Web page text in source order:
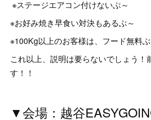
※ステージエアコン付けないぶ～
※お好み焼き早食い対決もあるぶ～
※100Kg以上のお客様は、フード無料ぶ
これ以上、説明は要らないでしょう！
す！！
▼会場：越谷